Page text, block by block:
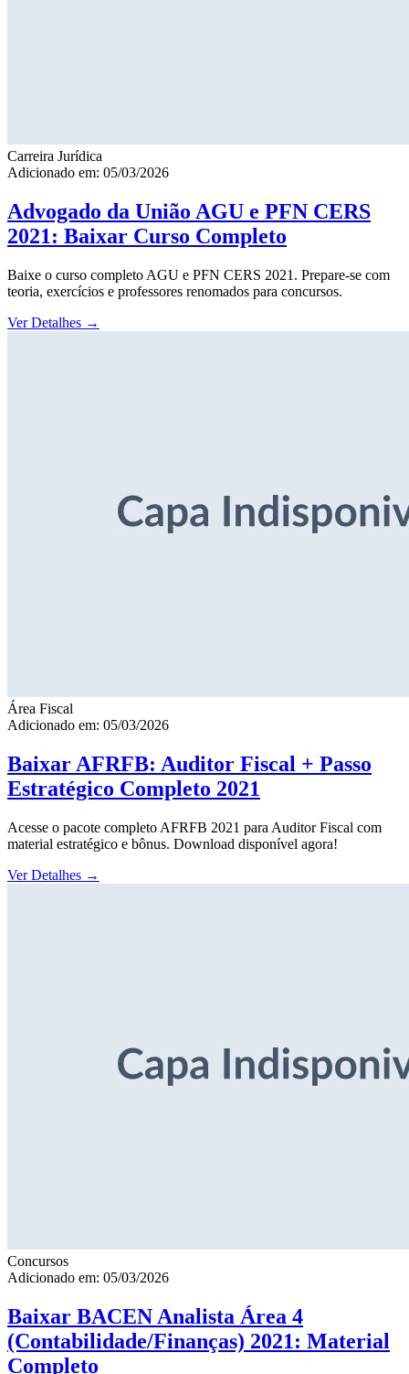
Carreira Jurídica
Adicionado em: 05/03/2026
Advogado da União AGU e PFN CERS
2021: Baixar Curso Completo
Baixe o curso completo AGU e PFN CERS 2021. Prepare-se com
teoria, exercícios e professores renomados para concursos.
Ver Detalhes →
Área Fiscal
Adicionado em: 05/03/2026
Baixar AFRFB: Auditor Fiscal + Passo
Estratégico Completo 2021
Acesse o pacote completo AFRFB 2021 para Auditor Fiscal com
material estratégico e bônus. Download disponível agora!
Ver Detalhes →
Concursos
Adicionado em: 05/03/2026
Baixar BACEN Analista Área 4
(Contabilidade/Finanças) 2021: Material
Completo